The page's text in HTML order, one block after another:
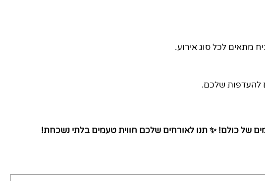
להעדפות שלכם.
של כולם! ✨ תנו לאורחים שלכם חווית טעמים בלתי נשכחת!